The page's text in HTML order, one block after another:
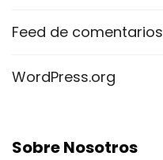
Feed de comentarios
WordPress.org
Sobre Nosotros